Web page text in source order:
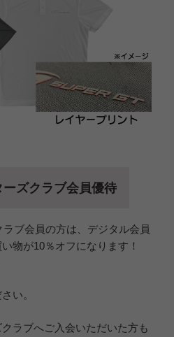
ズクラブ会員優待
ブ会員の方は、デジタル会員
物が10％オフになります！
い。
ラブへご入会いただいた方も